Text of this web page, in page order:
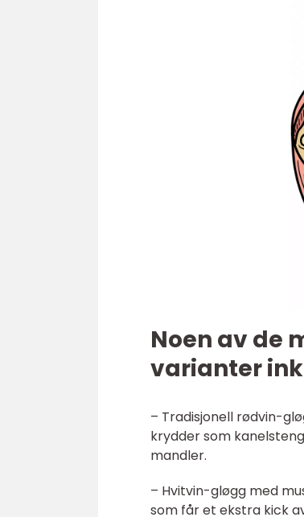
Noen av de
varianter
– Tradisjonell rødvin-
krydder som
mandler.
– Hvitvin-gløgg med
som får et ekstra kick